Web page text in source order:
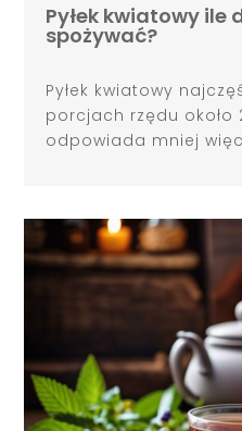
Pyłek kwiatowy ile
spożywać?
Pyłek kwiatowy
porcjach rzędu około
odpowiada mniej